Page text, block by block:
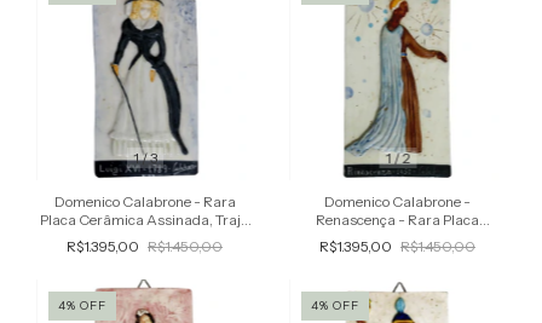
1/3
Domenico Calabrone - Rara
Placa Cerâmica Assinada, Traje,
Moda Luis XVI, Relevo
R$1.395,00 R$1.450,00
1/2
Domenico Calabrone -
Renascença - Rara Placa
Cerâmica Assinada, Traje, Moda
em 1450, Relevo
R$1.395,00 R$1.450,00
4% OFF 4% OFF